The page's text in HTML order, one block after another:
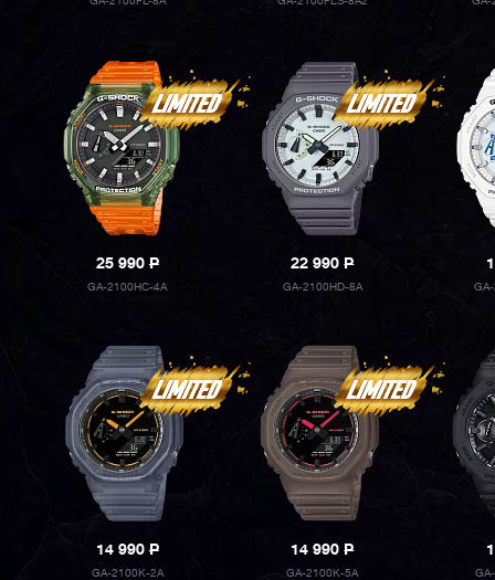
25 990P
GA-2100HC-4A
22 990P
GA-2100HD-8A
14 990P
GA-2100K-2A
14 990P
GA-2100K-5A